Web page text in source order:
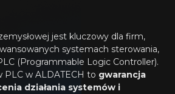
jest kluczowy dla firm,
systemach sterowania,
(Programmable Logic Controller).
PLC w ALDATECH to gwarancja
działania systemów i